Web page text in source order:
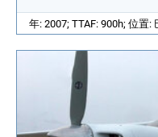
年: 2007; TTAF: 900h; 位置: